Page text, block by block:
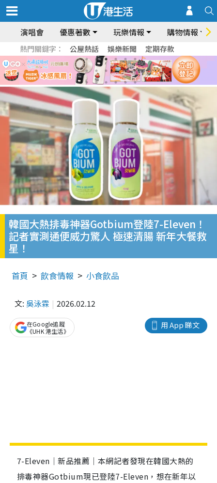
演唱會 優惠著數 玩樂情報 購物情報
熱門關鍵字： 公屋熱話 娛樂新聞 定期存款
韓國大熱排毒神器Gotbium登陸7-Eleven！
記者實測通便威力驚人 極速清腸 新年大餐救
星！
首頁 飲食情報 小食飲品
文: 吳泳霖 2026.02.12
用 App 睇文
在Google追蹤
《UHK 港生活》
7-Eleven｜新品推薦｜本網記者發現在韓國大熱的
排毒神器Gotbium現已登陸7-Eleven，想在新年以